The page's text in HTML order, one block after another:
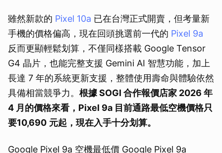
雖然新款的 Pixel 10a 已在台灣正式開賣，但考量新
手機的價格偏高，現在回頭挑選前一代的 Pixel 9a
反而更顯輕鬆划算，不僅同樣搭載 Google Tensor
G4 晶片，也能完整支援 Gemini AI 智慧功能，加上
長達 7 年的系統更新支援，整體使用壽命與體驗依然
具備相當競爭力。 根據 SOGI 合作報價店家 2026 年
4 月的價格來看，Pixel 9a 目前通路最低空機價格只
要10,690 元起，現在入手十分划算。
Google Pixel 9a 空機最低價 Google Pixel 9a